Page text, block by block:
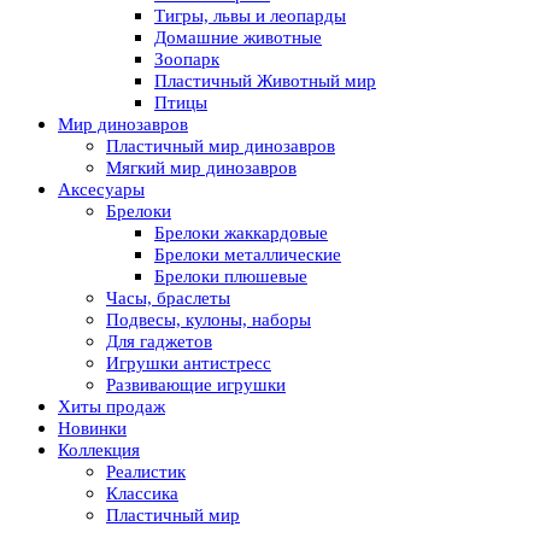
Тигры, львы и леопарды
Домашние животные
Зоопарк
Пластичный Животный мир
Птицы
Мир динозавров
Пластичный мир динозавров
Мягкий мир динозавров
Аксесуары
Брелоки
Брелоки жаккардовые
Брелоки металлические
Брелоки плюшевые
Часы, браслеты
Подвесы, кулоны, наборы
Для гаджетов
Игрушки антистресс
Развивающие игрушки
Хиты продаж
Новинки
Коллекция
Реалистик
Классика
Пластичный мир